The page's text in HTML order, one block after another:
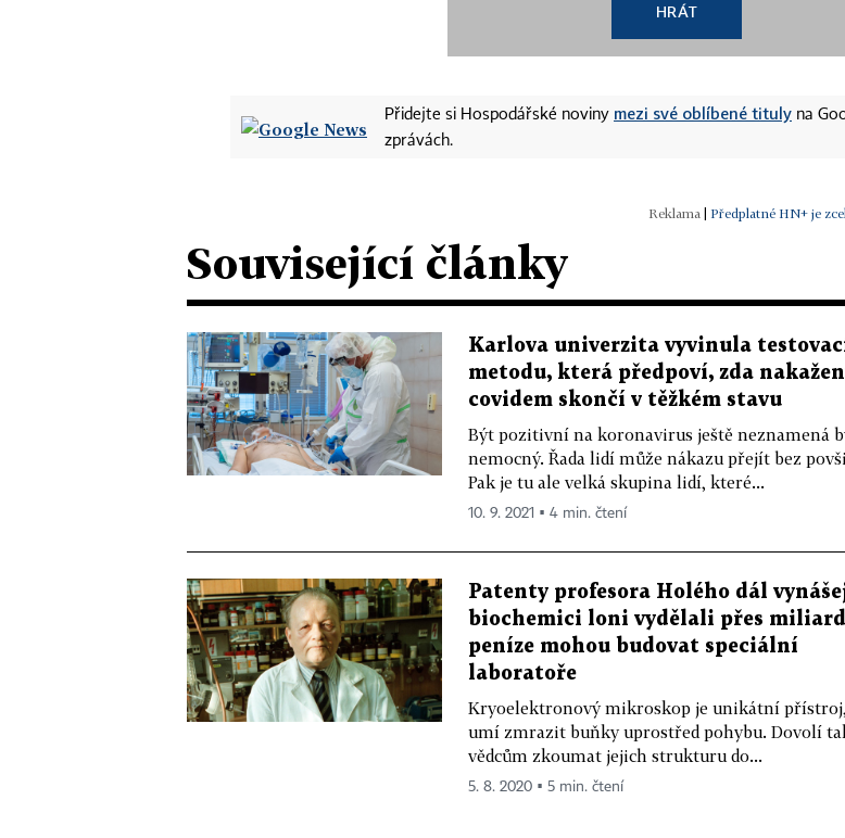
HRÁT
Přidejte si Hospodářské noviny mezi své oblíbené tituly na
zprávách.
| Předplatné HN+ je
Související články
Karlova univerzita vyvinula
metodu, která předpoví, zda
covidem skončí v těžkém stavu
Být pozitivní na koronavirus ještě neznamená
nemocný. Řada lidí může nákazu přejít bez
Pak je tu ale velká skupina lidí, které...
10. 9. 2021 ▪ 4 min. čtení
Patenty profesora Holého dál
biochemici loni vydělali přes
peníze mohou budovat speciální
laboratoře
Kryo­elektronový mikroskop je unikátní
umí zmrazit buňky uprostřed pohybu. Dovolí
vědcům zkoumat jejich strukturu do...
5. 8. 2020 ▪ 5 min. čtení